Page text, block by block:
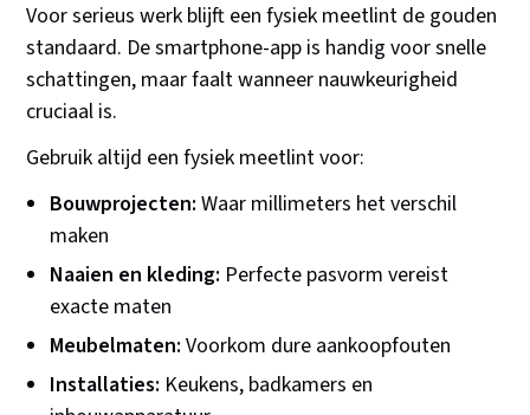
Voor serieus werk blijft een fysiek meetlint de gouden
standaard. De smartphone-app is handig voor snelle
schattingen, maar faalt wanneer nauwkeurigheid
cruciaal is.
Gebruik altijd een fysiek meetlint voor:
Bouwprojecten: Waar millimeters het verschil
maken
Naaien en kleding: Perfecte pasvorm vereist
exacte maten
Meubelmaten: Voorkom dure aankoopfouten
Installaties: Keukens, badkamers en